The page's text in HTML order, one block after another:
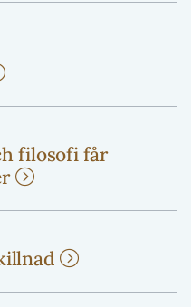
filosofi får